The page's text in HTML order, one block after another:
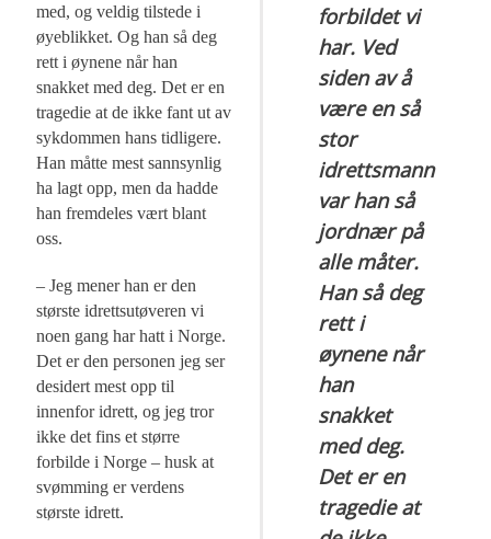
forbildet vi
har. Ved
siden av å
være en så
stor
idrettsmann
var han så
jordnær på
alle måter.
Han så deg
rett i
øynene når
han
snakket
med deg.
Det er en
tragedie at
med, og veldig tilstede i
øyeblikket. Og han så deg
rett i øynene når han
snakket med deg. Det er en
tragedie at de ikke fant ut av
sykdommen hans tidligere.
Han måtte mest sannsynlig
ha lagt opp, men da hadde
han fremdeles vært blant
oss.
– Jeg mener han er den
største idrettsutøveren vi
noen gang har hatt i Norge.
Det er den personen jeg ser
desidert mest opp til
innenfor idrett, og jeg tror
ikke det fins et større
forbilde i Norge – husk at
svømming er verdens
største idrett.